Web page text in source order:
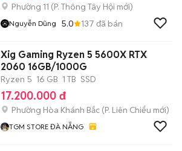
Phường 11 (P. Thông Tây Hội mới)
Nguyễn Dũng 5.0 137 đã bán
Xig Gaming Ryzen 5 5600X RTX
2060 16GB/1000G
Ryzen 5 16 GB 1 TB SSD
17.200.000 đ
Phường Hòa Khánh Bắc (P. Liên Chiểu mới)
TGM STORE ĐÀ NẴNG